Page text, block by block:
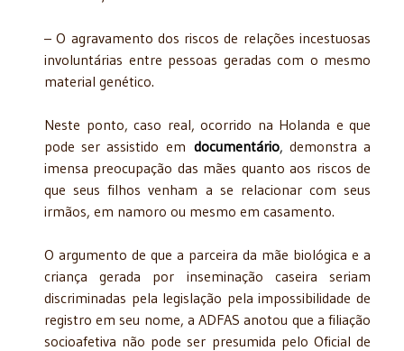
– O agravamento dos riscos de relações incestuosas
involuntárias entre pessoas geradas com o mesmo
material genético.
Neste ponto, caso real, ocorrido na Holanda e que
pode ser assistido em documentário, demonstra a
imensa preocupação das mães quanto aos riscos de
que seus filhos venham a se relacionar com seus
irmãos, em namoro ou mesmo em casamento.
O argumento de que a parceira da mãe biológica e a
criança gerada por inseminação caseira seriam
discriminadas pela legislação pela impossibilidade de
registro em seu nome, a ADFAS anotou que a filiação
socioafetiva não pode ser presumida pelo Oficial de